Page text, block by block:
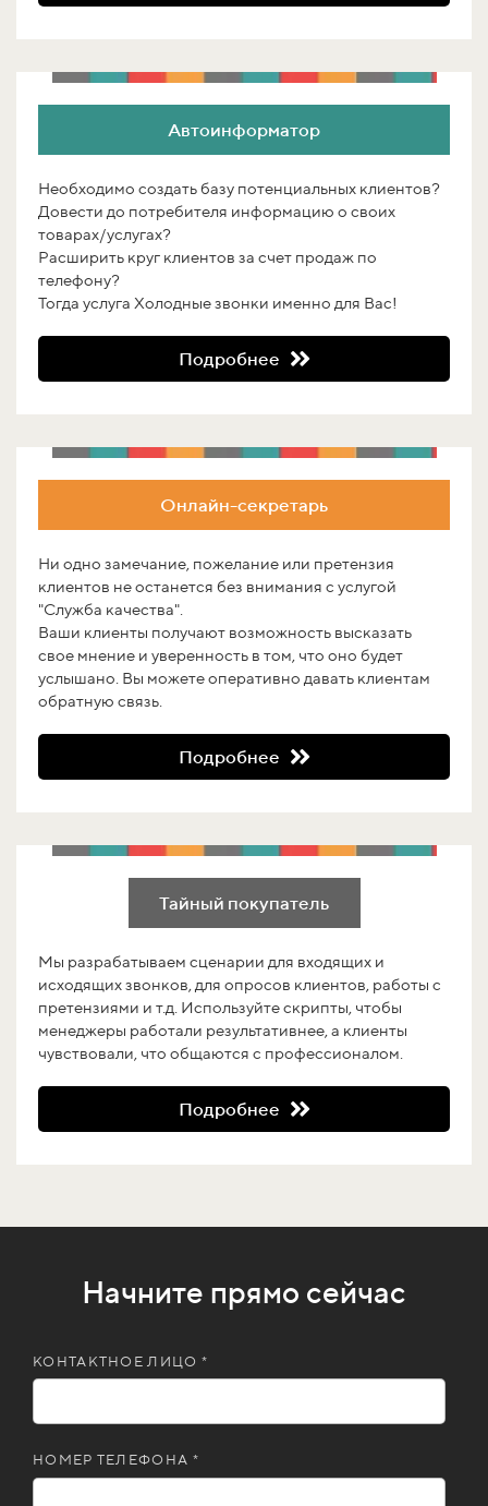
Автоинформатор
Необходимо создать базу потенциальных клиентов?
Довести до потребителя информацию о своих
товарах/услугах?
Расширить круг клиентов за счет продаж по
телефону?
Тогда услуга Холодные звонки именно для Вас!
Подробнее
Онлайн-секретарь
Ни одно замечание, пожелание или претензия
клиентов не останется без внимания с услугой
"Служба качества".
Ваши клиенты получают возможность высказать
свое мнение и уверенность в том, что оно будет
услышано. Вы можете оперативно давать клиентам
обратную связь.
Подробнее
Тайный покупатель
Мы разрабатываем сценарии для входящих и
исходящих звонков, для опросов клиентов, работы с
претензиями и т.д. Используйте скрипты, чтобы
менеджеры работали результативнее, а клиенты
чувствовали, что общаются с профессионалом.
Подробнее
Начните прямо сейчас
КОНТАКТНОЕ ЛИЦО *
НОМЕР ТЕЛЕФОНА *